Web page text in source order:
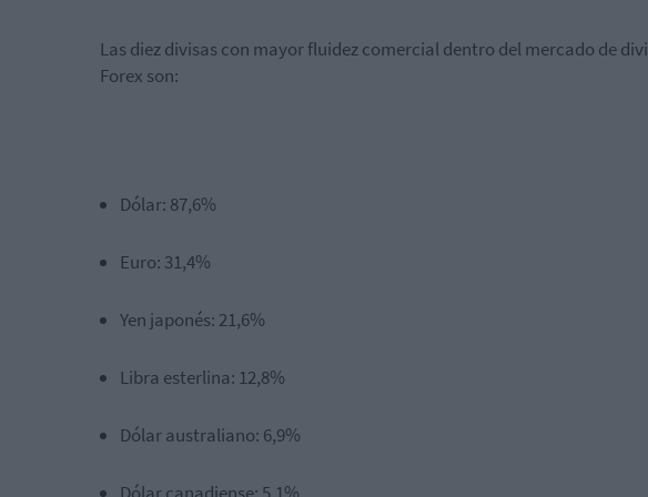
Las diez divisas con mayor fluidez comercial dentro del mercado de
Forex son:
Dólar: 87,6%
Euro: 31,4%
Yen japonés: 21,6%
Libra esterlina: 12,8%
Dólar australiano: 6,9%